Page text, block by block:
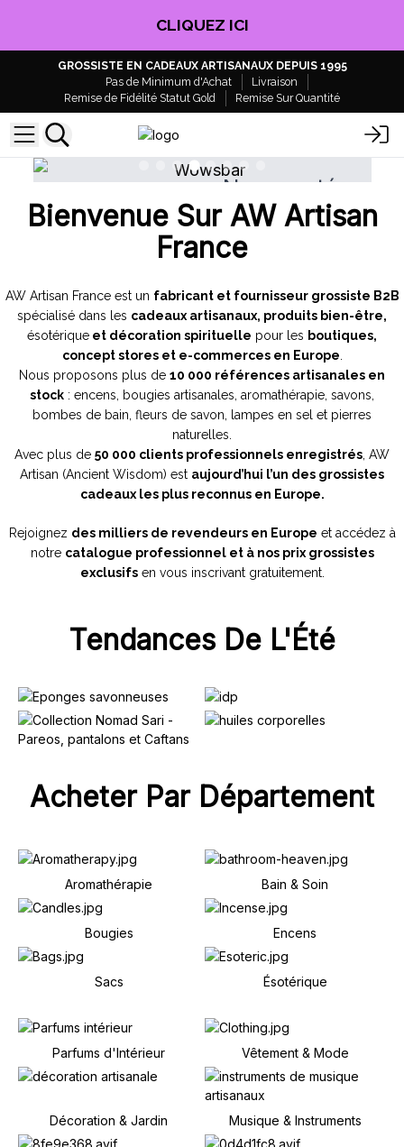
EN PROFITER !
GROSSISTE EN CADEAUX ARTISANAUX DEPUIS 1995
Pas de Minimum d'Achat
Livraison
Remise de Fidélité Statut Gold
Remise Sur Quantité
Plaqués
Pendules Pierres
Bienvenue Sur AW Artisan
France
AW Artisan France est un fabricant et fournisseur grossiste B2B
spécialisé dans les cadeaux artisanaux, produits bien-être,
ésotérique et décoration spirituelle pour les boutiques,
concept stores et e-commerces en Europe
Nous proposons plus de 10 000 références artisanales en
stock : encens, bougies artisanales, aromathérapie, savons,
bombes de bain, fleurs de savon, lampes en sel et pierres
naturelles.
Avec plus de 50 000 clients professionnels enregistrés , AW
Artisan (Ancient Wisdom) est aujourd’hui l’un des grossistes
cadeaux les plus reconnus en Europe.
Rejoignez des milliers de revendeurs en Europe et accédez à
notre catalogue professionnel et à nos prix grossistes
exclusifsen vous inscrivant gratuitement.
Tendances De L'Été
Acheter Par Département
Aromathérapie Bain & Soin
Bougies Encens
Sacs Ésotérique
Parfums d'Intérieur Vêtement & Mode
Décoration & Jardin Musique & Instruments